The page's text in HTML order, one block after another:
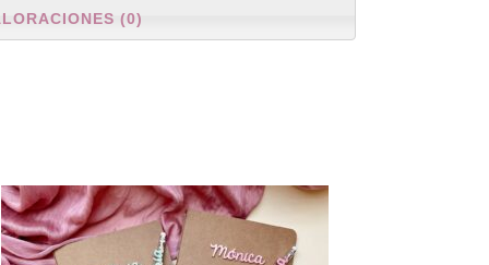
(0)